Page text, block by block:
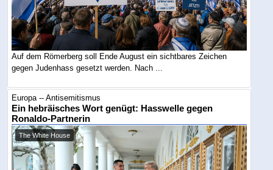
Auf dem Römerberg soll Ende August ein sichtbares Zeichen
gegen Judenhass gesetzt werden. Nach ...
Europa -- Antisemitismus
Ein hebräisches Wort genügt: Hasswelle gegen
Ronaldo-Partnerin
The White House